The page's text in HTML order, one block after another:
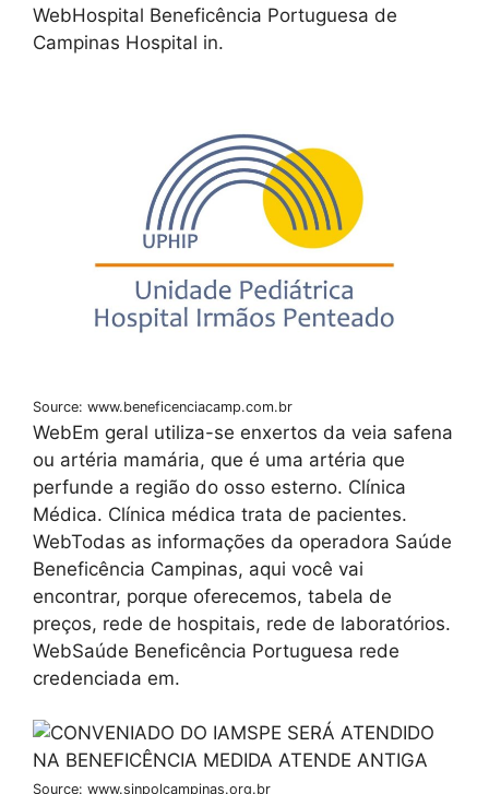
WebHospital Beneficência Portuguesa de
Campinas Hospital in.
Source: www.beneficenciacamp.com.br
WebEm geral utiliza-se enxertos da veia safena
ou artéria mamária, que é uma artéria que
perfunde a região do osso esterno. Clínica
Médica. Clínica médica trata de pacientes.
WebTodas as informações da operadora Saúde
Beneficência Campinas, aqui você vai
encontrar, porque oferecemos, tabela de
preços, rede de hospitais, rede de laboratórios.
WebSaúde Beneficência Portuguesa rede
credenciada em.
Source: www.sinpolcampinas.org.br